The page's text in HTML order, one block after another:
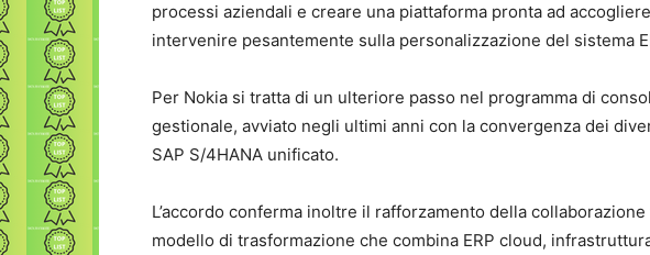
processi aziendali e creare una piattaforma pronta ad
intervenire pesantemente sulla personalizzazione del sistema
Per Nokia si tratta di un ulteriore passo nel programma di
gestionale, avviato negli ultimi anni con la convergenza dei
SAP S/4HANA unificato.
L’accordo conferma inoltre il rafforzamento della
modello di trasformazione che combina ERP cloud,